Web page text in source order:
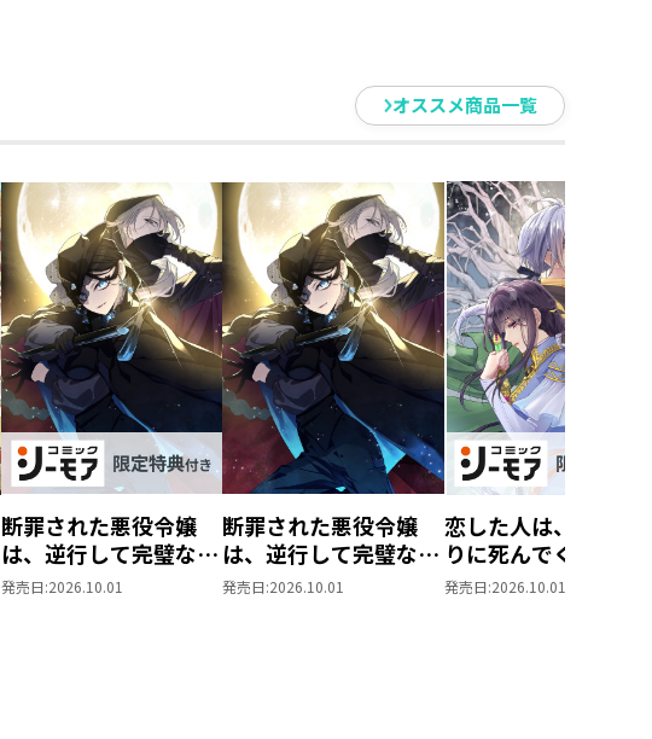
ス）
オススメ商品一覧
断罪された悪役令嬢
は、逆行して完璧な悪
女を目指す@COMIC
発売日:2026.10.01
断罪された悪役令嬢
は、逆行して完璧な悪
女を目指す@COMIC
発売日:2026.10.01
恋した人は、妹の代
りに死んでくれと言
た。―妹と結婚した
発売日:2026.10.01